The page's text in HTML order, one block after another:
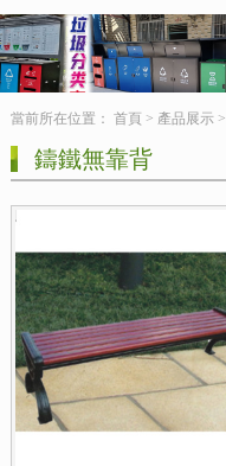
當前所在位置： 首頁> 產品展示>
鑄鐵無靠背